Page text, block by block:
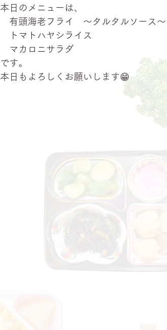
本日のメニューは、
有頭海老フライ　～タルタルソース～
トマトハヤシライス
マカロニサラダ
です。
本日もよろしくお願いします😁